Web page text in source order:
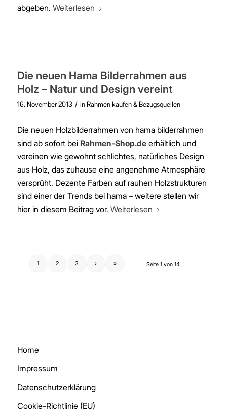
abgeben. Weiterlesen
Die neuen Hama Bilderrahmen aus
Holz – Natur und Design vereint
16. November 2013 / in Rahmen kaufen & Bezugsquellen
Die neuen Holzbilderrahmen von hama bilderrahmen
sind ab sofort bei Rahmen-Shop.deerhältlich und
vereinen wie gewohnt schlichtes, natürliches Design
aus Holz, das zuhause eine angenehme Atmosphäre
versprüht. Dezente Farben auf rauhen Holzstrukturen
sind einer der Trends bei hama – weitere stellen wir
hier in diesem Beitrag vor. Weiterlesen
Seite 1 von 14
1 2 3 › »
Home
Impressum
Datenschutzerklärung
Cookie-Richtlinie (EU)